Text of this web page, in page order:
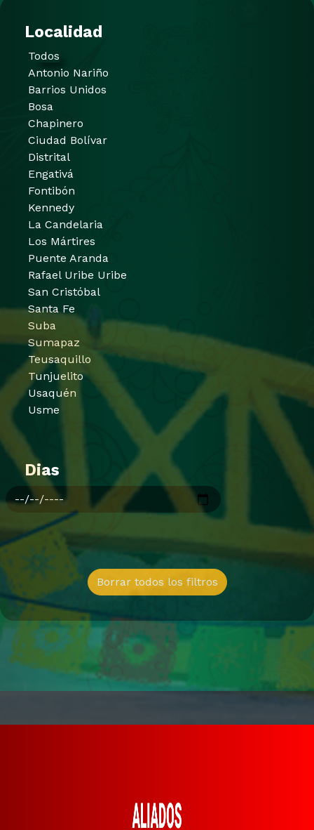
Localidad
Todos
Antonio Nariño
Barrios Unidos
Bosa
Chapinero
Ciudad Bolívar
Distrital
Engativá
Fontibón
Kennedy
La Candelaria
Los Mártires
Puente Aranda
Rafael Uribe Uribe
San Cristóbal
Santa Fe
Suba
Sumapaz
Teusaquillo
Tunjuelito
Usaquén
Usme
Dias
Borrar todos los filtros